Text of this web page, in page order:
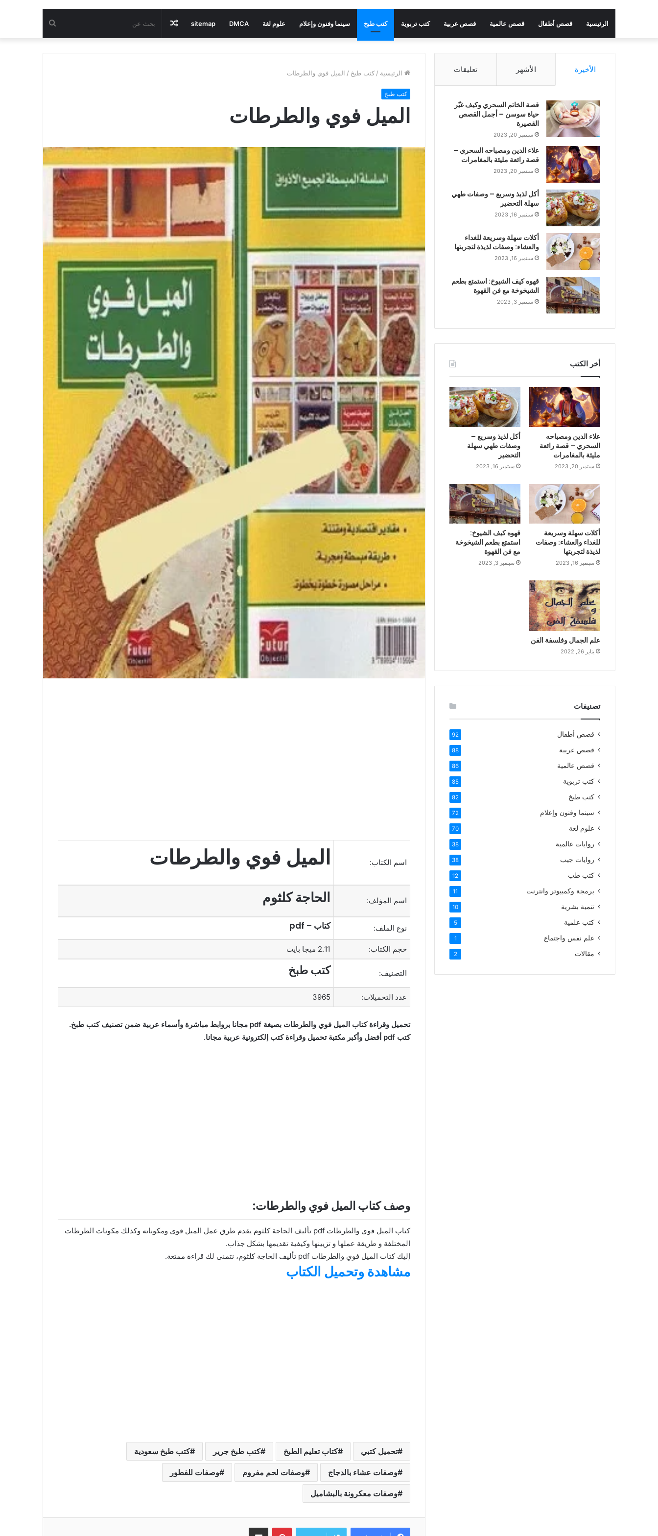
الرئيسية قصص أطفال قصص عالمية قصص عربية كتب تربوية كتب طبخ سينما وفنون وإعلام علوم لغة DMCA
sitemap
عن
مقال
عشوائي
الرئيسية / كتب طبخ / الميل فوي والطرطات
كتب طبخ
الميل فوي والطرطات
اسم الكتاب: الميل فوي والطرطات
اسم المؤلف: الحاجة كلثوم
نوع الملف: كتاب – pdf
حجم الكتاب: 2.11 ميجا بايت
التصنيف: كتب طبخ
عدد التحميلات: 3965
تحميل وقراءة كتاب الميل فوي والطرطات بصيغة pdf مجانا بروابط مباشرة وأسماء عربية ضمن تصنيف كتب طبخ.
كتب pdf أفضل وأكبر مكتبة تحميل وقراءة كتب إلكترونية عربية مجانا.
وصف كتاب الميل فوي والطرطات:
كتاب الميل فوي والطرطات pdf تأليف الحاجة كلثوم يقدم طرق عمل الميل فوى ومكوناته وكذلك مكونات الطرطات
المختلفة و طريقة عملها و تزيينها وكيفية تقديمها بشكل جذاب.
إليك كتاب الميل فوي والطرطات pdf تأليف الحاجة كلثوم، نتمنى لك قراءة ممتعة.
مشاهدة وتحميل الكتاب
تحميل كتبي كتاب تعليم الطبخ كتب طبخ جرير كتب طبخ سعودية
وصفات عشاء بالدجاج وصفات لحم مفروم وصفات للفطور
وصفات معكرونة بالبشاميل
بينتيريست
الأخيرة الأشهر تعليقات
قصة الخاتم السحري وكيف غيّر
حياة سوسن – أجمل القصص
القصيرة
سبتمبر 20, 2023
علاء الدين ومصباحه السحري –
قصة رائعة مليئة بالمغامرات
سبتمبر 20, 2023
أكل لذيذ وسريع – وصفات طهي
سهلة التحضير
سبتمبر 16, 2023
أكلات سهلة وسريعة للغداء
والعشاء: وصفات لذيذة لتجربتها
سبتمبر 16, 2023
قهوه كيف الشيوخ: استمتع بطعم
الشيخوخة مع فن القهوة
سبتمبر 3, 2023
أخر الكتب
علاء الدين ومصباحه
السحري – قصة رائعة
مليئة بالمغامرات
سبتمبر 20, 2023
أكل لذيذ وسريع –
وصفات طهي سهلة
التحضير
سبتمبر 16, 2023
أكلات سهلة وسريعة
للغداء والعشاء: وصفات
لذيذة لتجربتها
سبتمبر 16, 2023
قهوه كيف الشيوخ:
استمتع بطعم الشيخوخة
مع فن القهوة
سبتمبر 3, 2023
علم الجمال وفلسفة الفن
يناير 26, 2022
تصنيفات
قصص أطفال 92
قصص عربية 88
قصص عالمية 86
كتب تربوية 85
كتب طبخ 82
سينما وفنون وإعلام 72
علوم لغة 70
روايات عالمية 38
روايات جيب 38
كتب طب 12
برمجة وكمبيوتر وانترنت 11
تنمية بشرية 10
كتب علمية 5
علم نفس واجتماع 1
مقالات 2